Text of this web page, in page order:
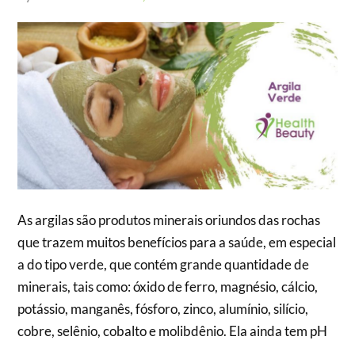
As argilas são produtos minerais oriundos das rochas
que trazem muitos benefícios para a saúde, em especial
a do tipo verde, que contém grande quantidade de
minerais, tais como: óxido de ferro, magnésio, cálcio,
potássio, manganês, fósforo, zinco, alumínio, silício,
cobre, selênio, cobalto e molibdênio. Ela ainda tem pH